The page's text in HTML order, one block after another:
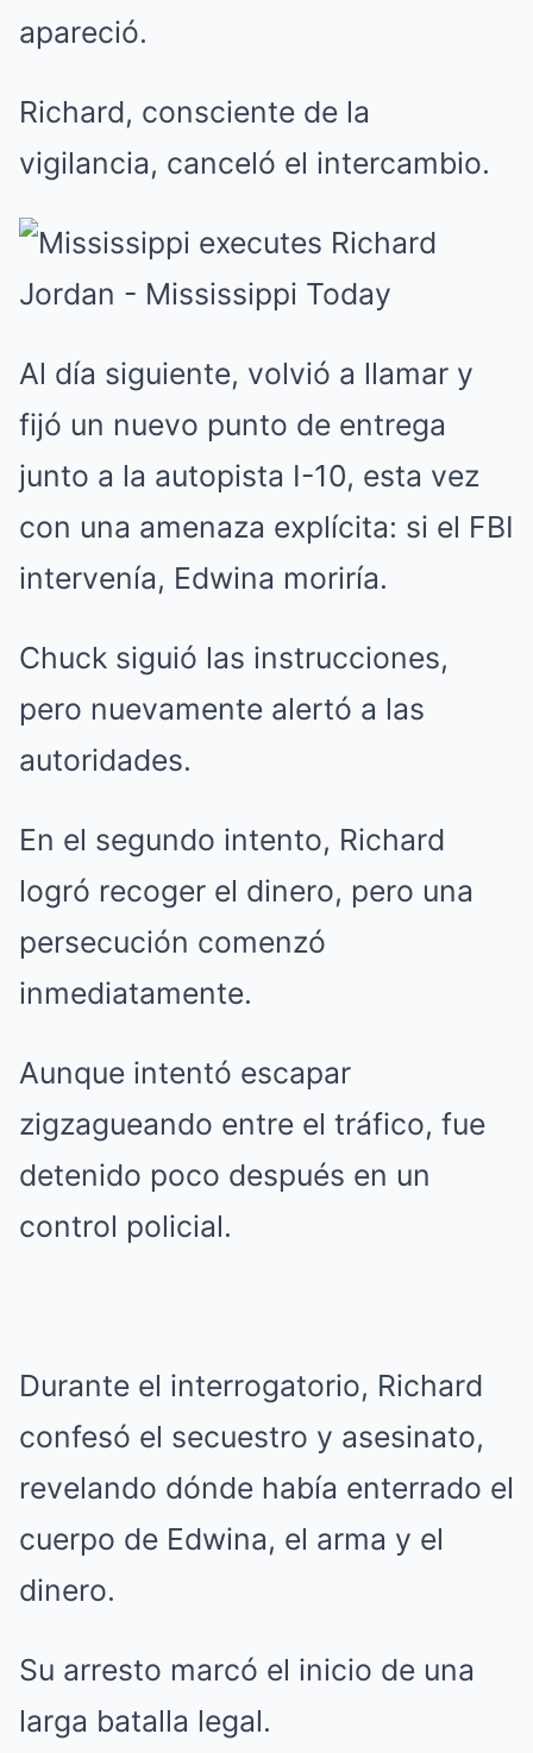
apareció.
Richard, consciente de la
vigilancia, canceló el intercambio.
Al día siguiente, volvió a llamar y
fijó un nuevo punto de entrega
junto a la autopista I-10, esta vez
con una amenaza explícita: si el FBI
intervenía, Edwina moriría.
Chuck siguió las instrucciones,
pero nuevamente alertó a las
autoridades.
En el segundo intento, Richard
logró recoger el dinero, pero una
persecución comenzó
inmediatamente.
Aunque intentó escapar
zigzagueando entre el tráfico, fue
detenido poco después en un
control policial.
Durante el interrogatorio, Richard
confesó el secuestro y asesinato,
revelando dónde había enterrado el
cuerpo de Edwina, el arma y el
dinero.
Su arresto marcó el inicio de una
larga batalla legal.